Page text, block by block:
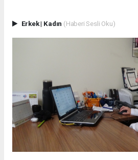
Erkek| Kadın (Haberi Sesli Oku)